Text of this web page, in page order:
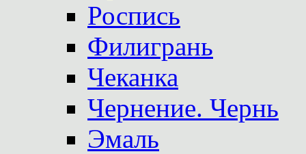
Роспись
Филигрань
Чеканка
Чернение. Чернь
Эмаль